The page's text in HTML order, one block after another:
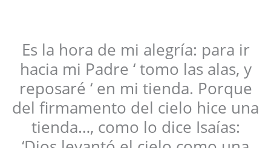
Es la hora de mi alegría: para ir
hacia mi Padre ‘ tomo las alas, y
reposaré ‘ en mi tienda. Porque
del firmamento del cielo hice una
tienda…, como lo dice Isaías: